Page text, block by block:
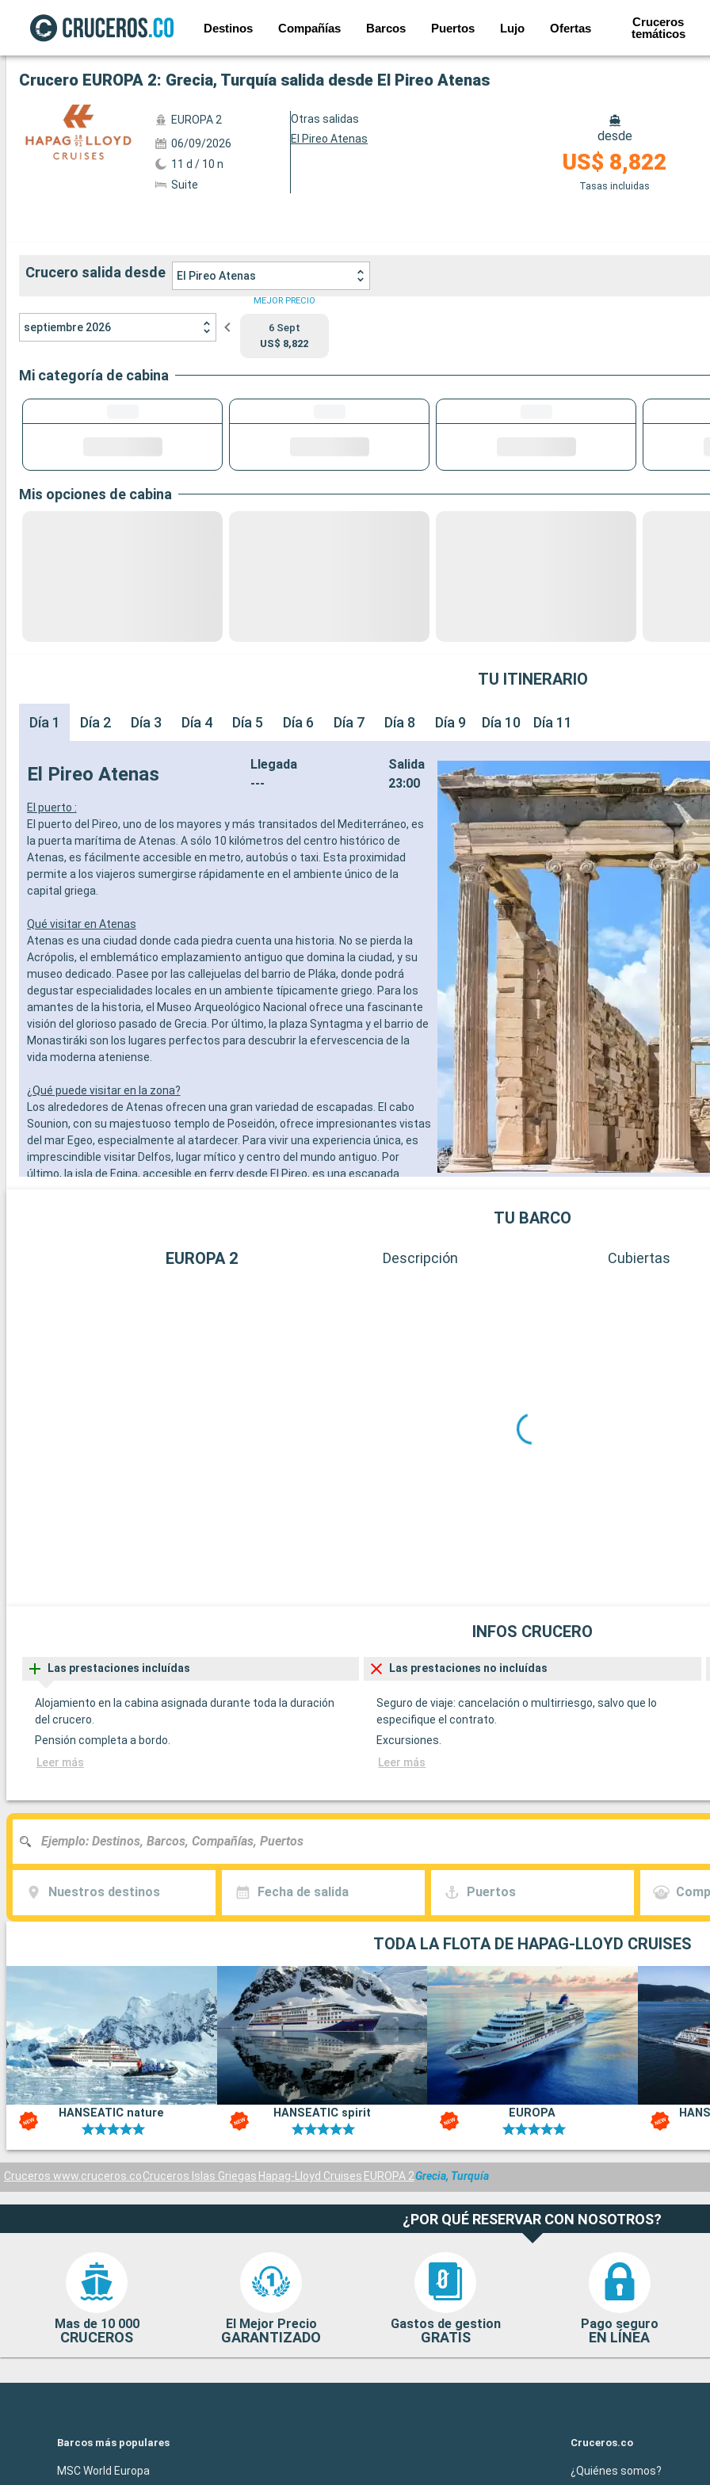
Destinos Compañías Barcos Puertos Lujo Ofertas
Cruceros
temáticos
Ver las 30 fotos siguientes
Crucero EUROPA 2: Grecia, Turquía salida desde El Pireo Atenas
EUROPA 2
06/09/2026
11 d / 10 n
Suite
Otras salidas
El Pireo Atenas
desde
US$ 8,822
Tasas incluidas
Crucero salida desde El Pireo Atenas
septiembre 2026
MEJOR PRECIO
6 Sept
US$ 8,822
Mi categoría de cabina
Mis opciones de cabina
TU ITINERARIO
Día 1 Día 2 Día 3 Día 4 Día 5 Día 6 Día 7 Día 8 Día 9 Día 10 Día 11
El Pireo Atenas
Llegada
---
Salida
23:00
El puerto :
El puerto del Pireo, uno de los mayores y más transitados del Mediterráneo, es
la puerta marítima de Atenas. A sólo 10 kilómetros del centro histórico de
Atenas, es fácilmente accesible en metro, autobús o taxi. Esta proximidad
permite a los viajeros sumergirse rápidamente en el ambiente único de la
capital griega.
Qué visitar en Atenas
Atenas es una ciudad donde cada piedra cuenta una historia. No se pierda la
Acrópolis, el emblemático emplazamiento antiguo que domina la ciudad, y su
museo dedicado. Pasee por las callejuelas del barrio de Pláka, donde podrá
degustar especialidades locales en un ambiente típicamente griego. Para los
amantes de la historia, el Museo Arqueológico Nacional ofrece una fascinante
visión del glorioso pasado de Grecia. Por último, la plaza Syntagma y el barrio de
Monastiráki son los lugares perfectos para descubrir la efervescencia de la
vida moderna ateniense.
¿Qué puede visitar en la zona?
Los alrededores de Atenas ofrecen una gran variedad de escapadas. El cabo
Sounion, con su majestuoso templo de Poseidón, ofrece impresionantes vistas
del mar Egeo, especialmente al atardecer. Para vivir una experiencia única, es
imprescindible visitar Delfos, lugar mítico y centro del mundo antiguo. Por
último, la isla de Egina, accesible en ferry desde El Pireo, es una escapada
TU BARCO
EUROPA 2 Descripción Cubiertas
INFOS CRUCERO
Las prestaciones incluídas
Alojamiento en la cabina asignada durante toda la duración
del crucero.
Pensión completa a bordo.
Leer más
Las prestaciones no incluídas
Seguro de viaje: cancelación o multirriesgo, salvo que lo
especifique el contrato.
Excursiones.
Leer más
Nuestros destinos Fecha de salida Puertos
TODA LA FLOTA DE HAPAG-LLOYD CRUISES
HANSEATIC nature HANSEATIC spirit EUROPA
Cruceros www.cruceros.coCruceros Islas Griegas Hapag-Lloyd Cruises EUROPA 2Grecia, Turquía
¿POR QUÉ RESERVAR CON NOSOTROS?
Mas de 10 000
CRUCEROS
El Mejor Precio
GARANTIZADO
Gastos de gestion
GRATIS
Pago seguro
EN LÍNEA
Barcos más populares
MSC World Europa
Cruceros.co
¿Quiénes somos?